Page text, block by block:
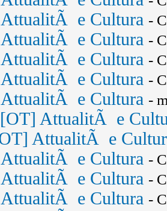
e Cultura -
e Cultura -
e Cultura -
e Cultura -
e Cultura -
AttualitÃ e
AttualitÃ e
e Cultura -
e Cultura -
e Cultura -